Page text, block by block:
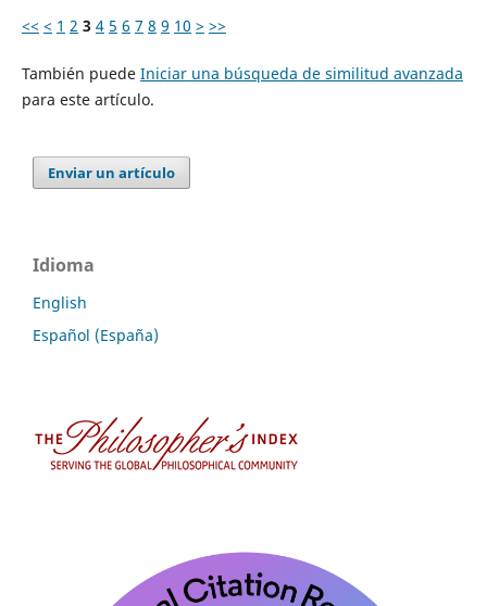
<< < 1 2 3 4 5 6 7 8 9 10 > >>
También puede Iniciar una búsqueda de similitud avanzada
para este artículo.
Enviar un artículo
Idioma
English
Español (España)